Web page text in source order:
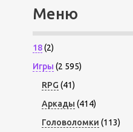
Меню
18(2)
Игры (2 595)
RPG (41)
Аркады (414)
Головоломки (113)